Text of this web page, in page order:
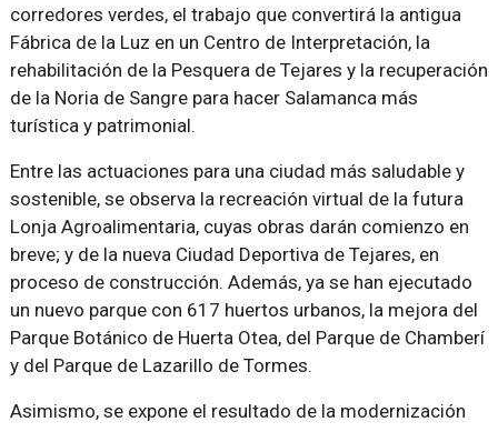
corredores verdes, el trabajo que convertirá la antigua
Fábrica de la Luz en un Centro de Interpretación, la
rehabilitación de la Pesquera de Tejares y la recuperación
de la Noria de Sangre para hacer Salamanca más
turística y patrimonial.
Entre las actuaciones para una ciudad más saludable y
sostenible, se observa la recreación virtual de la futura
Lonja Agroalimentaria, cuyas obras darán comienzo en
breve; y de la nueva Ciudad Deportiva de Tejares, en
proceso de construcción. Además, ya se han ejecutado
un nuevo parque con 617 huertos urbanos, la mejora del
Parque Botánico de Huerta Otea, del Parque de Chamberí
y del Parque de Lazarillo de Tormes.
Asimismo, se expone el resultado de la modernización